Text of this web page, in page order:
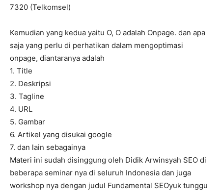
7320 (Telkomsel)
Kemudian yang kedua yaitu O, O adalah Onpage. dan apa
saja yang perlu di perhatikan dalam mengoptimasi
onpage, diantaranya adalah
1. Title
2. Deskripsi
3. Tagline
4. URL
5. Gambar
6. Artikel yang disukai google
7. dan lain sebagainya
Materi ini sudah disinggung oleh Didik Arwinsyah SEO di
beberapa seminar nya di seluruh Indonesia dan juga
workshop nya dengan judul Fundamental SEOyuk tunggu